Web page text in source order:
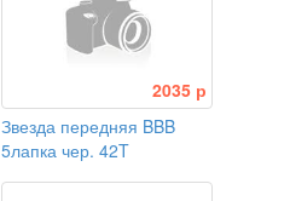
2035 р
Звезда передняя BBB
5лапка чер. 42T